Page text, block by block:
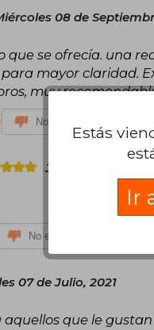
08 de
que se ofrecía. una
mayor claridad.
muy
No es útil
Jueves 24 de
No es útil
07 de Julio, 2021
que le gustan
Estás
Ir